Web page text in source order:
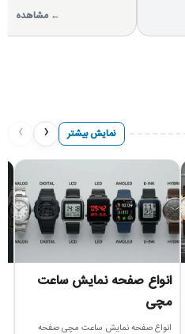
← مشاهده
نمایش بیشتر ‹
›
انواع صفحه نمایش ساعت
مچی
انواع صفحه نمایش ساعت مچی صفحه